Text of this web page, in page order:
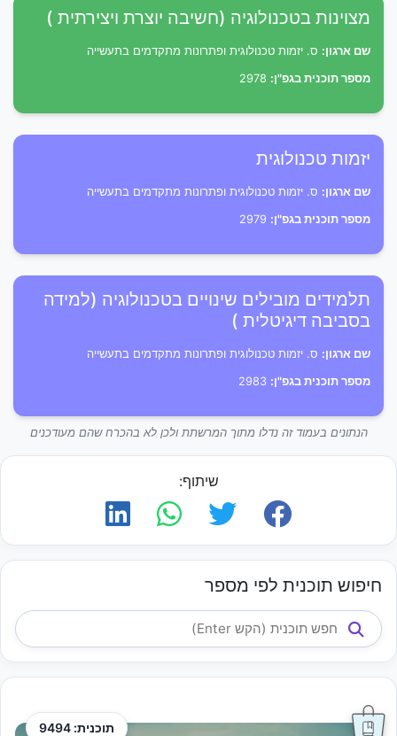
מצוינות בטכנולוגיה (חשיבה יוצרת ויצירתית )
שם ארגון: ס. יזמות טכנולוגית ופתרונות מתקדמים בתעשייה
מספר תוכנית בגפ"ן:
יזמות טכנולוגית
שם ארגון: ס. יזמות טכנולוגית ופתרונות מתקדמים בתעשייה
מספר תוכנית בגפ"ן:
תלמידים מובילים שינויים בטכנולוגיה (למידה
בסביבה דיגיטלית )
שם ארגון: ס. יזמות טכנולוגית ופתרונות מתקדמים בתעשייה
מספר תוכנית בגפ"ן:
הנתונים בעמוד זה נדלו מתוך המרשתת ולכן לא בהכרח שהם מעודכנים
שיתוף:
חיפוש תוכנית לפי מספר
תוכנית: 9494